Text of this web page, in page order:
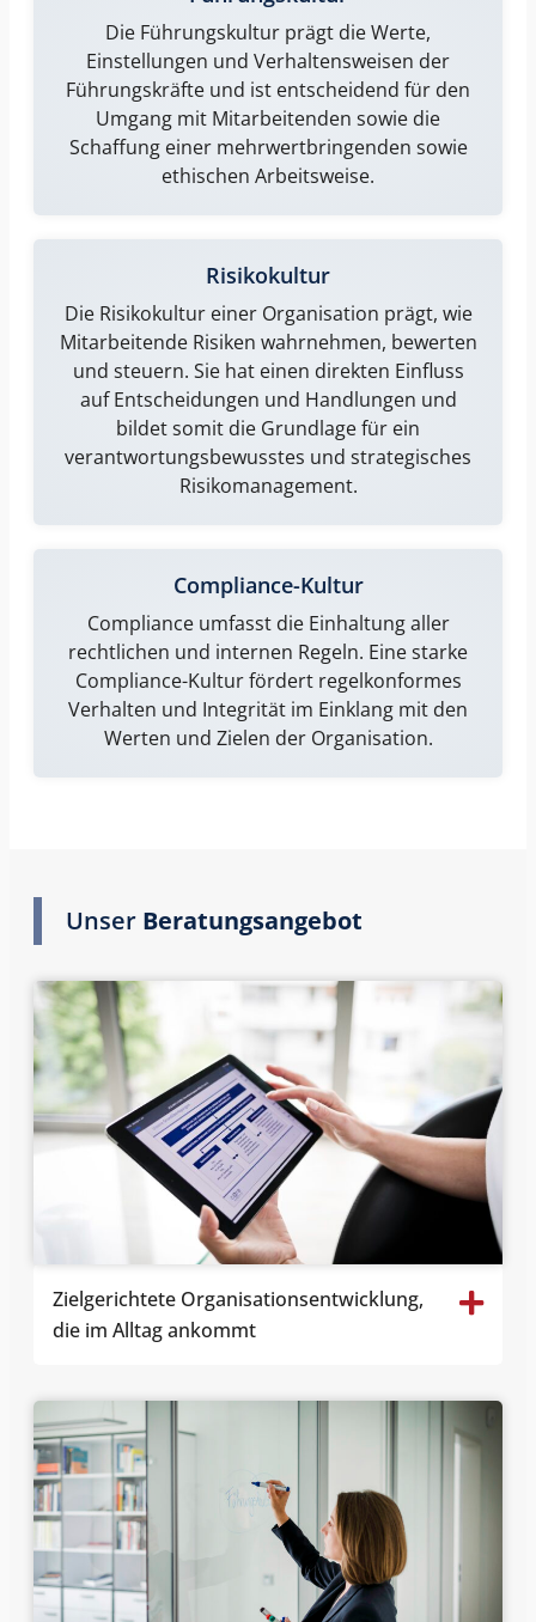
Die Führungskultur prägt die Werte,
Einstellungen und Verhaltensweisen der
Führungskräfte und ist entscheidend für den
Umgang mit Mitarbeitenden sowie die
Schaffung einer mehrwertbringenden sowie
ethischen Arbeitsweise.
Risikokultur
Die Risikokultureiner Organisation prägt, wie
Mitarbeitende Risiken wahrnehmen, bewerten
und steuern. Sie hat einen direkten Einfluss
auf Entscheidungen und Handlungen und
bildet somit die Grundlage für ein
verantwortungsbewusstes und strategisches
Risikomanagement.
Compliance-Kultur
Complianceumfasst die Einhaltung aller
rechtlichen und internen Regeln. Eine starke
Compliance-Kultur fördert regelkonformes
Verhalten und Integrität im Einklang mit den
Werten und Zielen der Organisation.
Unser Beratungsangebot
Zielgerichtete Organisationsentwicklung,
die im Alltag ankommt